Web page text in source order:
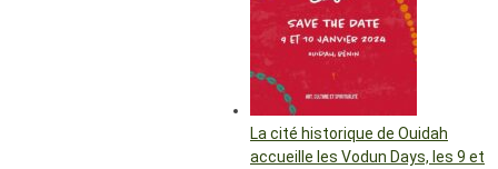
La cité historique de Ouidah
accueille les Vodun Days, les 9 et